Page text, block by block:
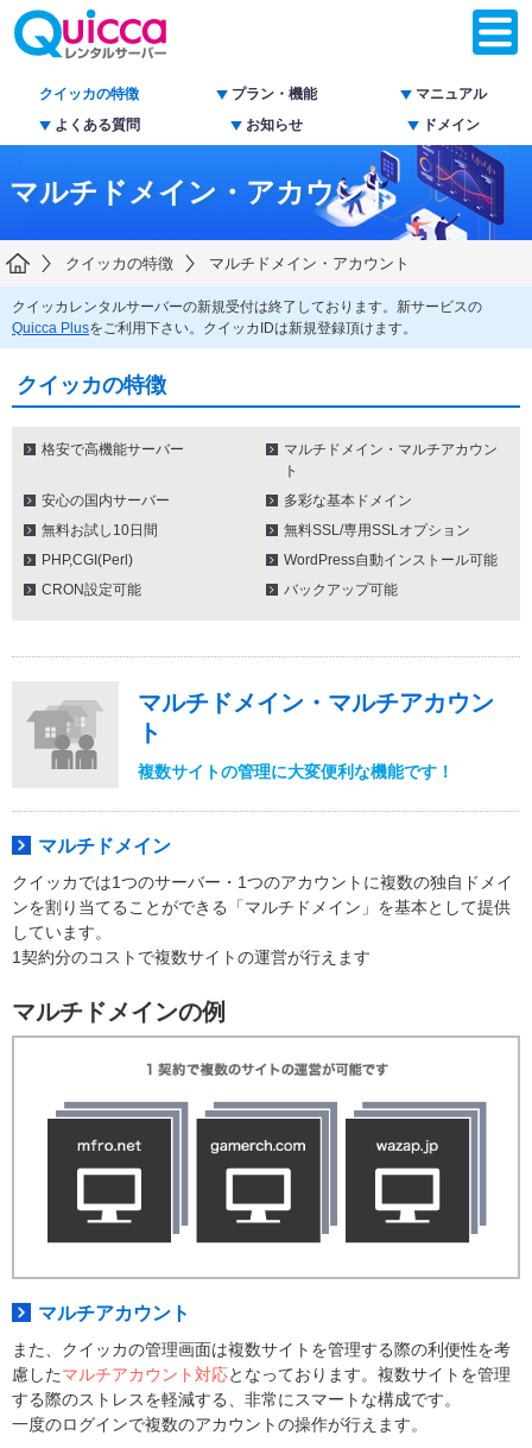
クイッカの特徴 プラン・機能
マニュアル
よくある質問
お知らせ ドメイン
マルチドメイン・アカウント
クイッカの特徴 マルチドメイン・アカウント
クイッカレンタルサーバーの新規受付は終了しております。新サービスの
Quicca Plusをご利用下さい。クイッカIDは新規登録頂けます。
クイッカの特徴
格安で高機能サーバー
マルチドメイン・マルチアカウン
ト
安心の国内サーバー
多彩な基本ドメイン
無料お試し10日間
無料SSL/専用SSLオプション
PHP,CGI(Perl)
WordPress自動インストール可能
CRON設定可能
バックアップ可能
マルチドメイン・マルチアカウン
ト
複数サイトの管理に大変便利な機能です！
マルチドメイン
クイッカでは1つのサーバー・1つのアカウントに複数の独自ドメイ
ンを割り当てることができる「マルチドメイン」を基本として提供
しています。
1契約分のコストで複数サイトの運営が行えます
マルチドメインの例
マルチアカウント
また、クイッカの管理画面は複数サイトを管理する際の利便性を考
慮したマルチアカウント対応となっております。複数サイトを管理
する際のストレスを軽減する、非常にスマートな構成です。
一度のログインで複数のアカウントの操作が行えます。